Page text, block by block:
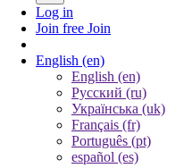
Log in
Join free Join
English (en)
English (en)
Русский (ru)
Українська (uk)
Français (fr)
Português (pt)
español (es)